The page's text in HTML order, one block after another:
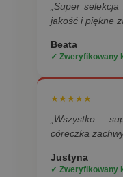
„Super
jakość i piękne
Beata
✓ Zweryfikowany
★★★★★
„Wszystko
córeczka
Justyna
✓ Zweryfikowany